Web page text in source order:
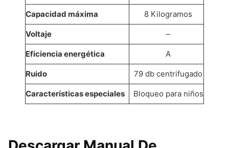
Capacidad máxima 8 Kilogramos
Voltaje –
Eficiencia energética A
Ruido 79 db centrifugado
Características especiales Bloqueo para niños